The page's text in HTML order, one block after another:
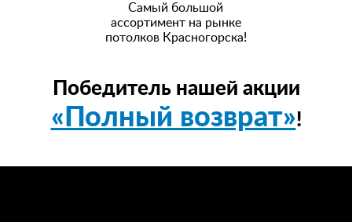
Самый большой
ассортимент на рынке
потолков Красногорска!
Победитель нашей акции
«Полный возврат»!